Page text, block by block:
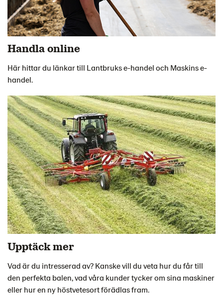
Handla online
Här hittar du länkar till Lantbruks e-handel och Maskins e-
handel.
Upptäck mer
Vad är du intresserad av? Kanske vill du veta hur du får till
den perfekta balen, vad våra kunder tycker om sina maskiner
eller hur en ny höstvetesort förädlas fram.